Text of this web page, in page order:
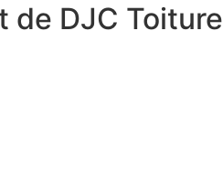
de DJC Toiture